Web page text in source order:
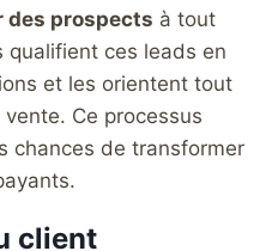
des prospects à tout
qualifient ces leads en
et les orientent tout
Ce processus
chances de transformer
client